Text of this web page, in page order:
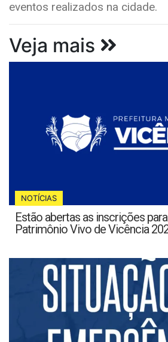
eventos realizados na cidade.
Veja mais
NOTÍCIAS
Estão abertas as inscrições
Patrimônio Vivo de Vicência